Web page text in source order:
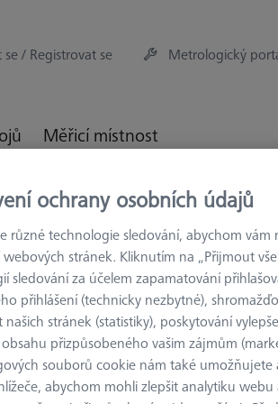
se / Registrovat se Metrologický
Měřicí místnost
Referenční značky
střední adhezní silou
ochrany osobních údajů
různé technologie sledování, abychom
stránek. Kliknutím na „Přijmout
sledování za účelem zapamatování
přihlášení (technicky nezbytné),
stránek (statistiky), poskytování
přizpůsobeného vašim zájmům
souborů cookie nám také
abychom mohli zlepšit analytiku